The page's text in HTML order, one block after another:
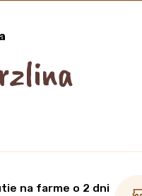
na farme o 2 dni